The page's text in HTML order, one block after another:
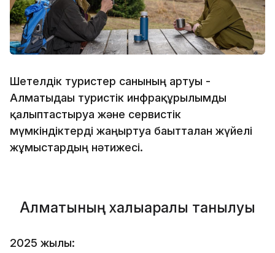
Шетелдік туристер санының артуы -
Алматыдағы туристік инфрақұрылымды
қалыптастыруға және сервистік
мүмкіндіктерді жаңғыртуға бағытталған жүйелі
жұмыстардың нәтижесі.
Алматының халықаралық танылуы
2025 жылы: